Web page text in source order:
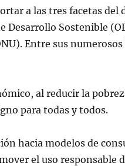
a las tres facetas del
Desarrollo Sostenible
Entre sus
al reducir la
para todas y todos.
hacia modelos de
el uso responsable